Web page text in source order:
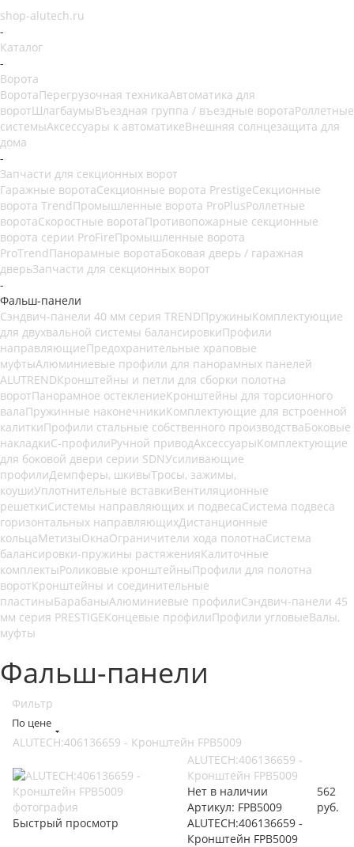
shop-alutech.ru
-
Каталог
-
Ворота
ВоротаПерегрузочная техникаАвтоматика для
воротШлагбаумыВъездная группа / въездные воротаРоллетные
системыАксессуары к автоматикеВнешняя солнцезащита для
дома
-
Запчасти для секционных ворот
Гаражные воротаСекционные ворота PrestigeСекционные
ворота TrendПромышленные ворота ProPlusРоллетные
воротаСкоростные воротаПротивопожарные секционные
ворота серии ProFireПромышленные ворота
ProTrendПанорамные воротаБоковая дверь / гаражная
дверьЗапчасти для секционных ворот
-
Фальш-панели
Сэндвич-панели 40 мм серия TRENDПружиныКомплектующие
для двухвальной системы балансировкиПрофили
направляющиеПредохранительные храповые
муфтыАлюминиевые профили для панорамных панелей
ALUTRENDКронштейны и петли для сборки полотна
воротПанорамное остеклениеКронштейны для торсионного
валаПружинные наконечникиКомплектующие для встроенной
калиткиПрофили стальные собственного производстваБоковые
накладкиС-профилиРучной приводАксессуарыКомплектующие
для боковой двери серии SDNУсиливающие
профилиДемпферы, шкивыТросы, зажимы,
коушиУплотнительные вставкиВентиляционные
решеткиСистемы направляющих и подвесаСистема подвеса
горизонтальных направляющихДистанционные
кольцаМетизыОкнаОграничители хода полотнаСистема
балансировки-пружины растяженияКалиточные
комплектыРоликовые кронштейныПрофили для полотна
воротКронштейны и соединительные
пластиныБарабаныАлюминиевые профилиСэндвич-панели 45
мм серия PRESTIGEКонцевые профилиПрофили угловыеВалы,
муфты
Фальш-панели
Фильтр
По цене
ALUTECH:406136659 - Кронштейн FPB5009
Быстрый просмотр
ALUTECH:406136659 -
Кронштейн FPB5009
Нет в наличии
Артикул: FPB5009
ALUTECH:406136659 -
Кронштейн FPB5009
562
руб.